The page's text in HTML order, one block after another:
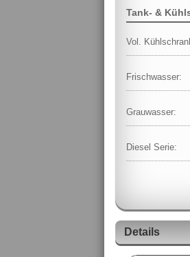
Tank- &
Vol.
Frischwasser:
Grauwasser:
Diesel Serie:
Details